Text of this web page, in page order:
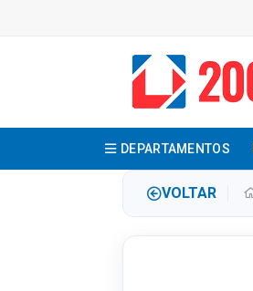
DEPARTAMENTOS
VOLTAR